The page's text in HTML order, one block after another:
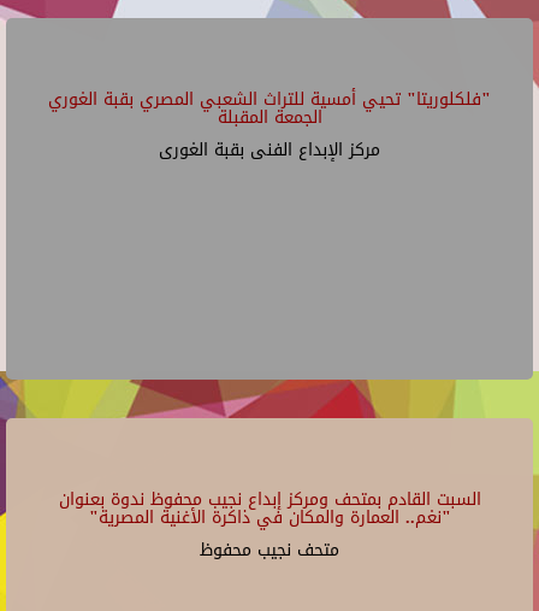
"فلكلوريتا" تحيي أمسية للتراث الشعبي المصري بقبة الغوري
الجمعة المقبلة
مركز الإبداع الفنى بقبة الغورى
السبت القادم بمتحف ومركز إبداع نجيب محفوظ ندوة بعنوان
"نغم.. العمارة والمكان في ذاكرة الأغنية المصرية"
متحف نجيب محفوظ